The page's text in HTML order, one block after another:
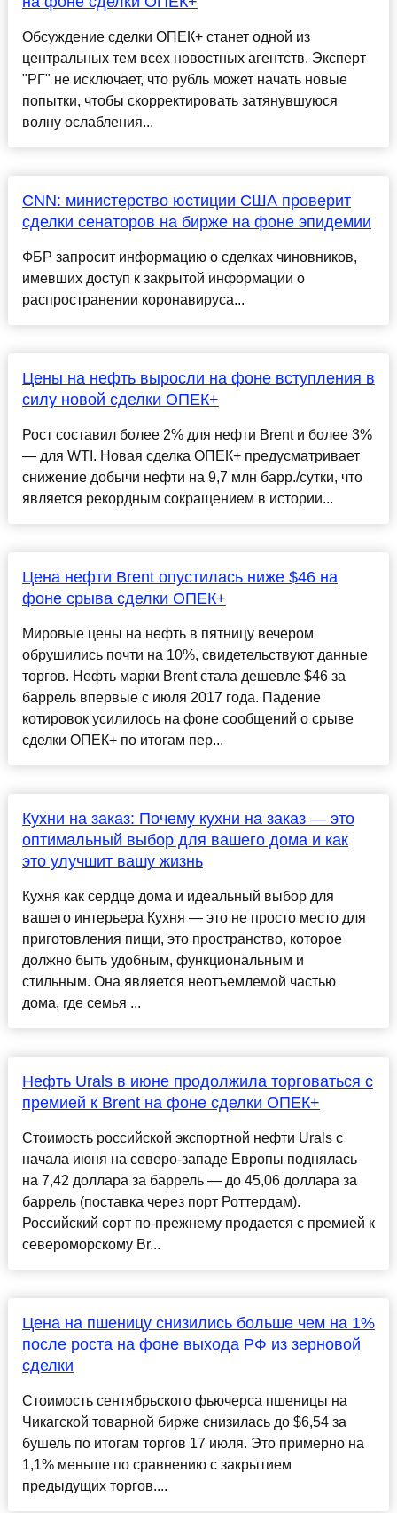
Обсуждение сделки ОПЕК+ станет одной из
центральных тем всех новостных агентств. Эксперт
"РГ" не исключает, что рубль может начать новые
попытки, чтобы скорректировать затянувшуюся
волну ослабления...
CNN: министерство юстиции США проверит
сделки сенаторов на бирже на фоне эпидемии
ФБР запросит информацию о сделках чиновников,
имевших доступ к закрытой информации о
распространении коронавируса...
Цены на нефть выросли на фоне вступления в
силу новой сделки ОПЕК+
Рост составил более 2% для нефти Brent и более 3%
— для WTI. Новая сделка ОПЕК+ предусматривает
снижение добычи нефти на 9,7 млн барр./сутки, что
является рекордным сокращением в истории...
Цена нефти Brent опустилась ниже $46 на
фоне срыва сделки ОПЕК+
Мировые цены на нефть в пятницу вечером
обрушились почти на 10%, свидетельствуют данные
торгов. Нефть марки Brent стала дешевле $46 за
баррель впервые с июля 2017 года. Падение
котировок усилилось на фоне сообщений о срыве
сделки ОПЕК+ по итогам пер...
Кухни на заказ: Почему кухни на заказ — это
оптимальный выбор для вашего дома и как
это улучшит вашу жизнь
Кухня как сердце дома и идеальный выбор для
вашего интерьера Кухня — это не просто место для
приготовления пищи, это пространство, которое
должно быть удобным, функциональным и
стильным. Она является неотъемлемой частью
дома, где семья ...
Нефть Urals в июне продолжила торговаться с
премией к Brent на фоне сделки ОПЕК+
Стоимость российской экспортной нефти Urals с
начала июня на северо-западе Европы поднялась
на 7,42 доллара за баррель — до 45,06 доллара за
баррель (поставка через порт Роттердам).
Российский сорт по-прежнему продается с премией к
североморскому Br...
Цена на пшеницу снизились больше чем на 1%
после роста на фоне выхода РФ из зерновой
сделки
Стоимость сентябрьского фьючерса пшеницы на
Чикагской товарной бирже снизилась до $6,54 за
бушель по итогам торгов 17 июля. Это примерно на
1,1% меньше по сравнению с закрытием
предыдущих торгов....